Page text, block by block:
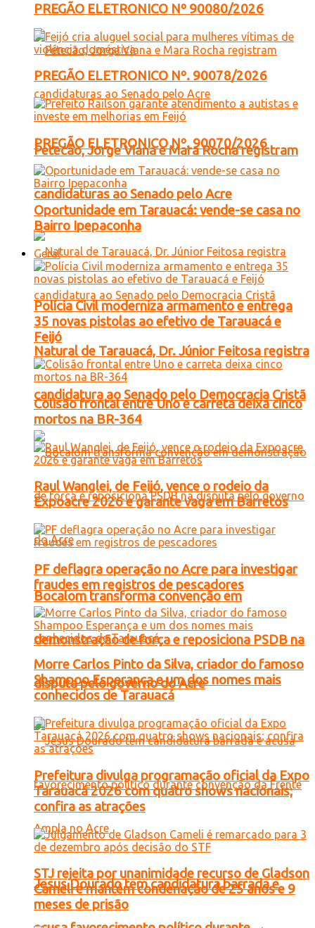
Petecão, Jorge Viana e Mara Rocha registram
candidaturas ao Senado pelo Acre
Natural de Tarauacá, Dr. Júnior Feitosa registra
candidatura ao Senado pelo Democracia Cristã
Bocalom transforma convenção em
demonstração de força e reposiciona PSDB na
disputa pelo governo do Acre
Jesus Dourado tem candidatura barrada e
PREGÃO ELETRONICO Nº 90080/2026
PREGÃO ELETRONICO Nº. 90078/2026
PREGÃO ELETRONICO Nº. 90070/2026
Oportunidade em Tarauacá: vende-se casa no
Bairro Ipepaconha
Geral
Polícia Civil moderniza armamento e entrega
35 novas pistolas ao efetivo de Tarauacá e
Feijó
Colisão frontal entre Uno e carreta deixa cinco
mortos na BR-364
Raul Wanglei, de Feijó, vence o rodeio da
Expoacre 2026 e garante vaga em Barretos
PF deflagra operação no Acre para investigar
fraudes em registros de pescadores
Morre Carlos Pinto da Silva, criador do famoso
Shampoo Esperança e um dos nomes mais
conhecidos de Tarauacá
Prefeitura divulga programação oficial da Expo
Tarauacá 2026 com quatro shows nacionais;
confira as atrações
STJ rejeita por unanimidade recurso de Gladson
Cameli e mantém condenação de 25 anos e 9
meses de prisão